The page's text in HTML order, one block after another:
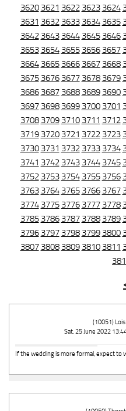
3620 3621 3622 3623 3624
3631 3632 3633 3634 3635
3642 3643 3644 3645 3646
3653 3654 3655 3656 3657
3664 3665 3666 3667 3668
3675 3676 3677 3678 3679
3686 3687 3688 3689 3690
3697 3698 3699 3700 3701
3708 3709 3710 3711 3712
3719 3720 3721 3722 3723
3730 3731 3732 3733 3734
3741 3742 3743 3744 3745
3752 3753 3754 3755 3756
3763 3764 3765 3766 3767
3774 3775 3776 3777 3778
3785 3786 3787 3788 3789
3796 3797 3798 3799 3800
3807 3808 3809 3810 3811
(10051) Lois
Sat, 25 June 2022
If the wedding is more formal, expect to